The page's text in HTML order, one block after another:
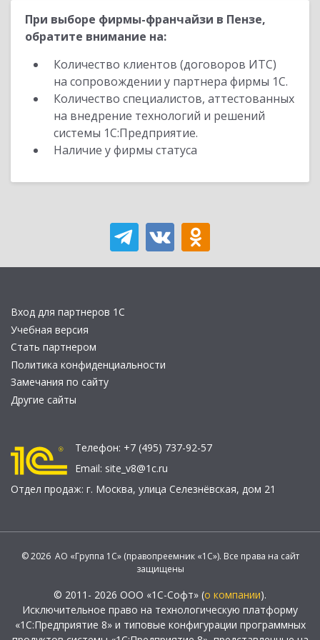
При выборе фирмы-франчайзи в Пензе,
обратите внимание на:
Количество клиентов (договоров ИТС)
на сопровождении у партнера фирмы 1С.
Количество специалистов, аттестованных
на внедрение технологий и решений
системы 1С:Предприятие.
Наличие у фирмы статуса
Вход для партнеров 1С
Учебная версия
Стать партнером
Политика конфиденциальности
Замечания по сайту
Другие сайты
Телефон: +7 (495) 737-92-57
Email: site_v8@1c.ru
Отдел продаж: г. Москва, улица Селезнёвская, дом 21
© 2026 АО «Группа 1С» (правопреемник «1С»). Все права на сайт
защищены
© 2011- 2026 ООО «1С-Софт» (о компании).
Исключительное право на технологическую платформу
«1С:Предприятие 8» и типовые конфигурации программных